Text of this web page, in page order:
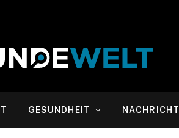
GESUNDHEIT NACHRICHT